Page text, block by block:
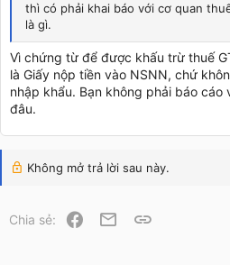
thì có phải khai báo với cơ quan
là gì.
Vì chứng từ để được khấu trừ thuế
là Giấy nộp tiền vào NSNN, chứ
nhập khẩu. Bạn không phải báo
đâu.
Không mở trả lời sau này.
Chia sẻ: Facebook
Email